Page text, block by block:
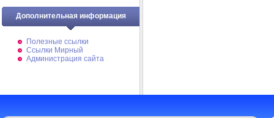
Дополнительная информация
Полезные ссылки
Ссылки Мирный
Администрация сайта